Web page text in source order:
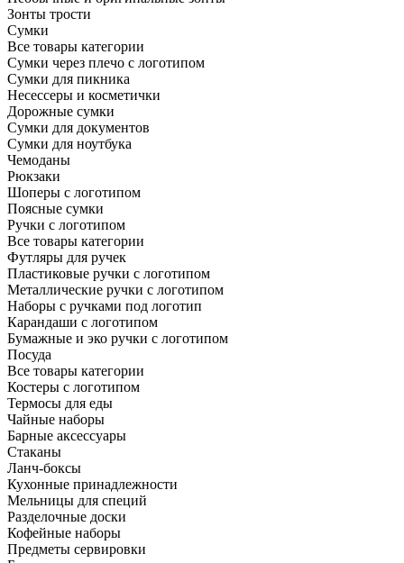
Зонты трости
Сумки
Все товары категории
Сумки через плечо с логотипом
Сумки для пикника
Несессеры и косметички
Дорожные сумки
Сумки для документов
Сумки для ноутбука
Чемоданы
Рюкзаки
Шоперы с логотипом
Поясные сумки
Ручки с логотипом
Все товары категории
Футляры для ручек
Пластиковые ручки с логотипом
Металлические ручки с логотипом
Наборы с ручками под логотип
Карандаши с логотипом
Бумажные и эко ручки с логотипом
Посуда
Все товары категории
Костеры с логотипом
Термосы для еды
Чайные наборы
Барные аксессуары
Стаканы
Ланч-боксы
Кухонные принадлежности
Мельницы для специй
Разделочные доски
Кофейные наборы
Предметы сервировки